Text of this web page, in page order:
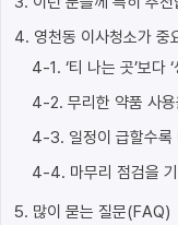
4. 영천동 이사청소가 중
4-1. ‘티 나는 곳’보다
4-2. 무리한 약품 사
4-3. 일정이 급할수
4-4. 마무리 점검을
5. 많이 묻는 질문(FAQ)